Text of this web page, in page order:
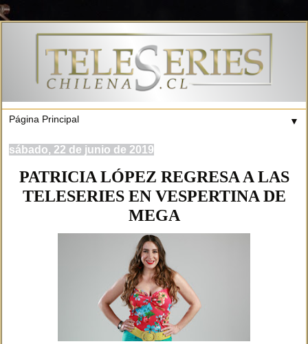
▼
sábado, 22 de junio de 2019
PATRICIA LÓPEZ REGRESA A LAS
TELESERIES EN VESPERTINA DE
MEGA